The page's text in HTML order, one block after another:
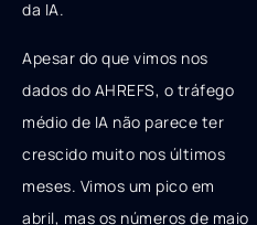
da IA.
Apesar do que vimos nos
dados do AHREFS, o tráfego
médio de IA não parece ter
crescido muito nos últimos
meses. Vimos um pico em
abril, mas os números de maio